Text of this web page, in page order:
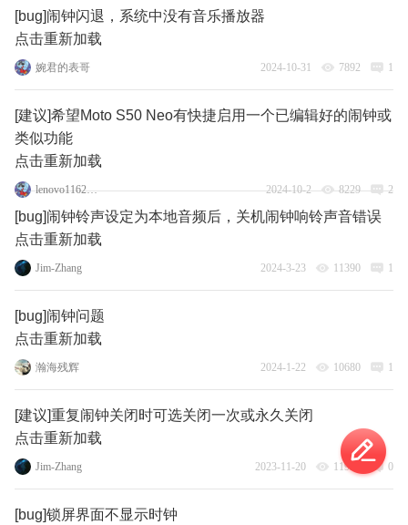
[bug]闹钟闪退，系统中没有音乐播放器
点击重新加载
婉君的表哥 2024-10-31 7892 1
[建议]希望Moto S50 Neo有快捷启用一个已编辑好的闹钟或
类似功能
点击重新加载
lenovo116218173 2024-10-2 8229 2
[bug]闹钟铃声设定为本地音频后，关机闹钟响铃声音错误
点击重新加载
Jim-Zhang 2024-3-23 11390 1
[bug]闹钟问题
点击重新加载
瀚海残辉 2024-1-22 10680 1
[建议]重复闹钟关闭时可选关闭一次或永久关闭
点击重新加载
Jim-Zhang 2023-11-20 11926 0
[bug]锁屏界面不显示时钟